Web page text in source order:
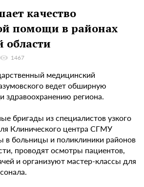
качество
помощи в районах
области
1467
медицинский
ведет обширную
региона.
бригады из специалистов узкого
Клинического центра СГМУ
в больницы и поликлиники районов
проводят осмотры пациентов,
и организуют мастер-классы для